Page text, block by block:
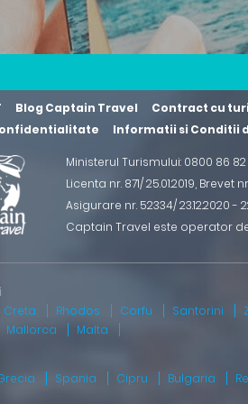
Blog Captain Travel
Contract cu
Informatii si Conditii
Ministerul Turismului: 0800 86
Licenta nr. 871/ 25.01.2019, Brevet
Asigurare nr. 52334/ 23.12.2020 -
Captain Travel este operator
Creta Rhodos Corfu Santorini
Mallorca Malta
Spania Cipru Bulgaria